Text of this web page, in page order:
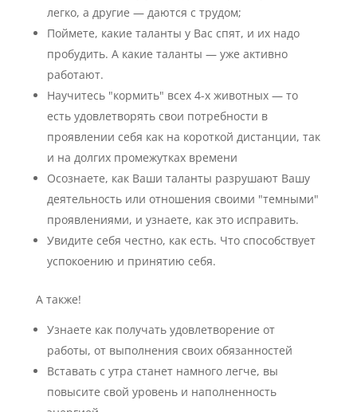
легко, а другие — даются с трудом;
Поймете, какие таланты у Вас спят, и их надо
пробудить. А какие таланты — уже активно
работают.
Научитесь "кормить" всех 4-х животных — то
есть удовлетворять свои потребности в
проявлении себя как на короткой дистанции, так
и на долгих промежутках времени
Осознаете, как Ваши таланты разрушают Вашу
деятельность или отношения своими "темными"
проявлениями, и узнаете, как это исправить.
Увидите себя честно, как есть. Что способствует
успокоению и принятию себя.
А также!
Узнаете как получать удовлетворение от
работы, от выполнения своих обязанностей
Вставать с утра станет намного легче, вы
повысите свой уровень и наполненность